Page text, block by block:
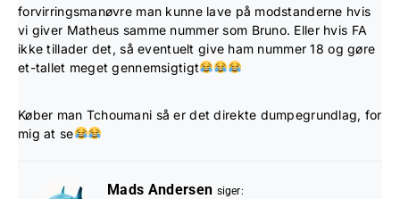
forvirringsmanøvre man kunne lave på modstanderne hvis
vi giver Matheus samme nummer som Bruno. Eller hvis FA
ikke tillader det, så eventuelt give ham nummer 18 og gøre
et-tallet meget gennemsigtigt
Køber man Tchoumani så er det direkte dumpegrundlag, for
mig at se
Mads Andersen siger: